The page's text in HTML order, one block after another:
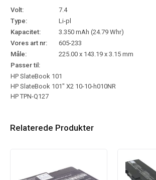
Volt:
7.4
Type:
Li-pl
Kapacitet:
3.350 mAh (24.79 Whr)
Vores art nr:
605-233
Måle:
225.00 x 143.19 x 3.15 mm
Passer til:
HP SlateBook 101
HP SlateBook 101″ X2 10-10-h010NR
HP TPN-Q127
Relaterede Produkter